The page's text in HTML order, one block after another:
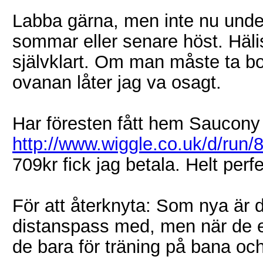
Labba gärna, men inte nu
sommar eller senare höst.
självklart. Om man måste ta
ovanan låter jag va osagt.
Har föresten fått hem
http://www.wiggle.co.uk/d/run/
709kr fick jag betala. Helt
För att återknyta: Som nya är
distanspass med, men när de
de bara för träning på bana